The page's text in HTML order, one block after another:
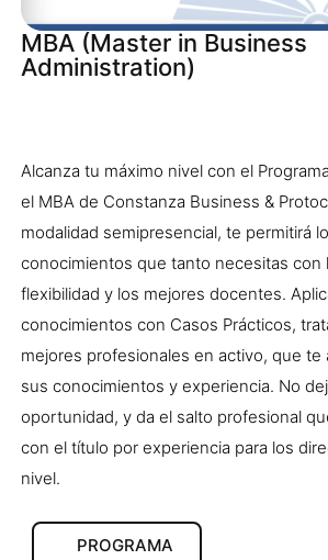
MBA (Master in Business
Administration)
Alcanza tu máximo nivel con el
el MBA de Constanza Business &
modalidad semipresencial, te permitirá
conocimientos que tanto necesitas con
flexibilidad y los mejores docentes.
conocimientos con Casos Prácticos,
mejores profesionales en activo, que te
sus conocimientos y experiencia. No
oportunidad, y da el salto profesional
con el título por experiencia para los
nivel.
PROGRAMA